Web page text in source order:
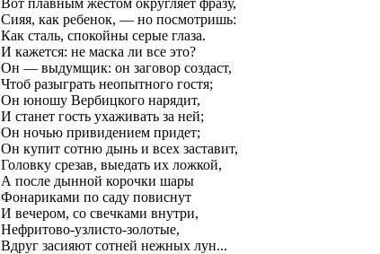
Вот плавным жестом округляет фразу,
Сияя, как ребенок, — но посмотришь:
Как сталь, спокойны серые глаза.
И кажется: не маска ли все это?
Он — выдумщик: он заговор создаст,
Чтоб разыграть неопытного гостя;
Он юношу Вербицкого нарядит,
И станет гость ухаживать за ней;
Он ночью привидением придет;
Он купит сотню дынь и всех заставит,
Головку срезав, выедать их ложкой,
А после дынной корочки шары
Фонариками по саду повиснут
И вечером, со свечками внутри,
Нефритово-узлисто-золотые,
Вдруг засияют сотней нежных лун...